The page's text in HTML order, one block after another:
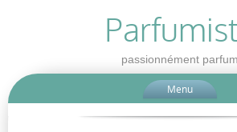
passionnément parfum
Menu